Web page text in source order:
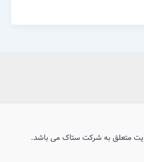
متعلق به شرکت ستاک می باشد.